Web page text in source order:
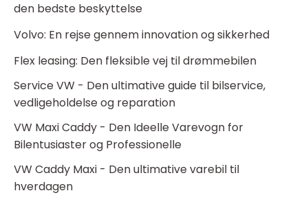
den bedste beskyttelse
Volvo: En rejse gennem innovation og sikkerhed
Flex leasing: Den fleksible vej til drømmebilen
Service VW - Den ultimative guide til bilservice,
vedligeholdelse og reparation
VW Maxi Caddy - Den Ideelle Varevogn for
Bilentusiaster og Professionelle
VW Caddy Maxi - Den ultimative varebil til
hverdagen